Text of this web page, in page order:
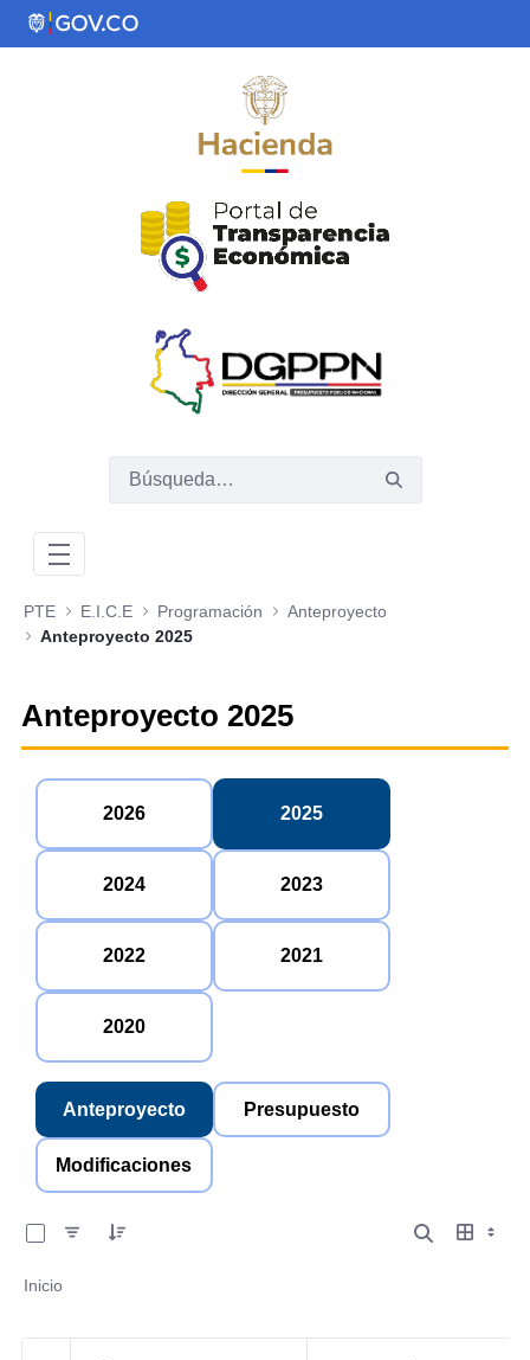
Saltar al contenido principal
PTE E.I.C.E Programación
Anteproyecto
Anteproyecto 2025
Anteproyecto 2025
2026 2025
2024 2023
2022 2021
2020
Anteproyecto Presupuesto
Modificaciones
Inicio